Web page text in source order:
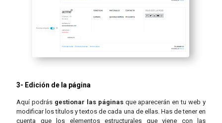
3- Edición de la página
Aquí podrás gestionar las páginas que aparecerán en tu web y
modificar los títulos y textos de cada una de ellas. Has de tener en
cuenta que los elementos estructurales que viene con las